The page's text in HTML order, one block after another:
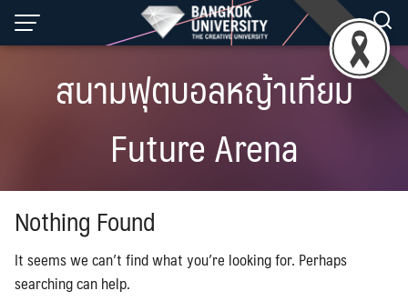
Skip
สนามฟุตบอลหญ้าเทียม
Future Arena
Nothing Found
It seems we can’t find what you’re looking for. Perhaps
searching can help.